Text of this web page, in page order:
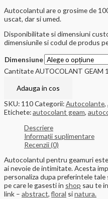
Autocolantul are o grosime de
uscat, dar si umed.
Disponibilitate si dimensiuni
dimensiunile si codul de produs
Dimensiune
Cantitate AUTOCOLANT GEAM
Adauga in cos
SKU: 110Categorii:Autocolante,
Etichete:autocolant geam,
Descriere
Informații suplimentare
Recenzii (0)
Autocolantul pentru geamuri
ai nevoie de intimitate. Acesta
personaliza dupa preferintele
pe care le gasesti in shop sau te
link – abstract,floral sinatura.